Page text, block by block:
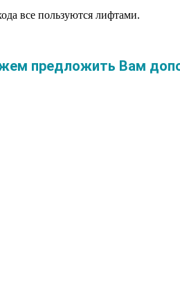
все пользуются лифтами.
предложить Вам